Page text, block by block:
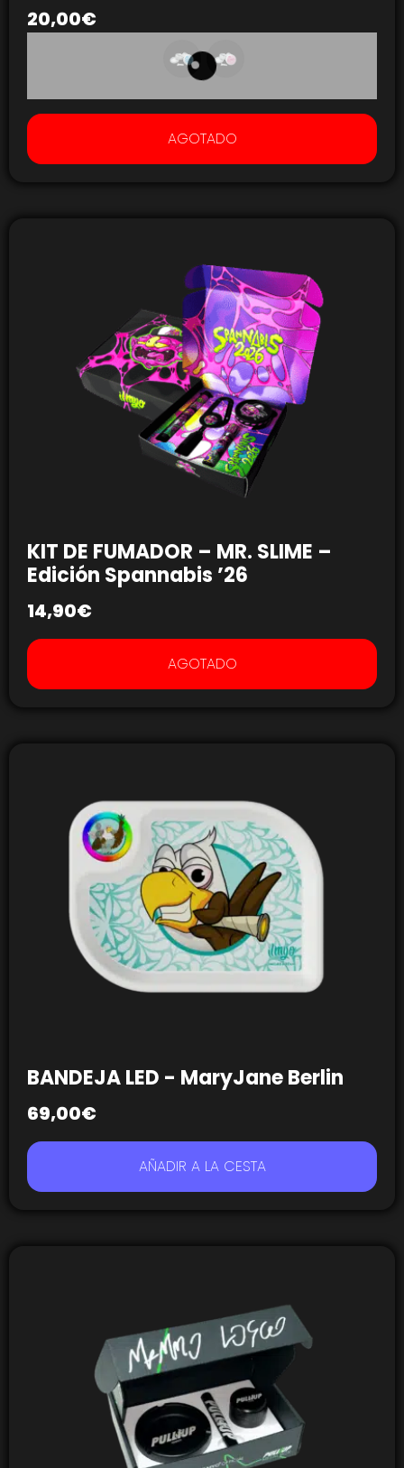
20,00€
AGOTADO
KIT DE FUMADOR – MR. SLIME –
Edición Spannabis ’26
14,90€
AGOTADO
BANDEJA LED - MaryJane Berlin
69,00€
AÑADIR A LA CESTA